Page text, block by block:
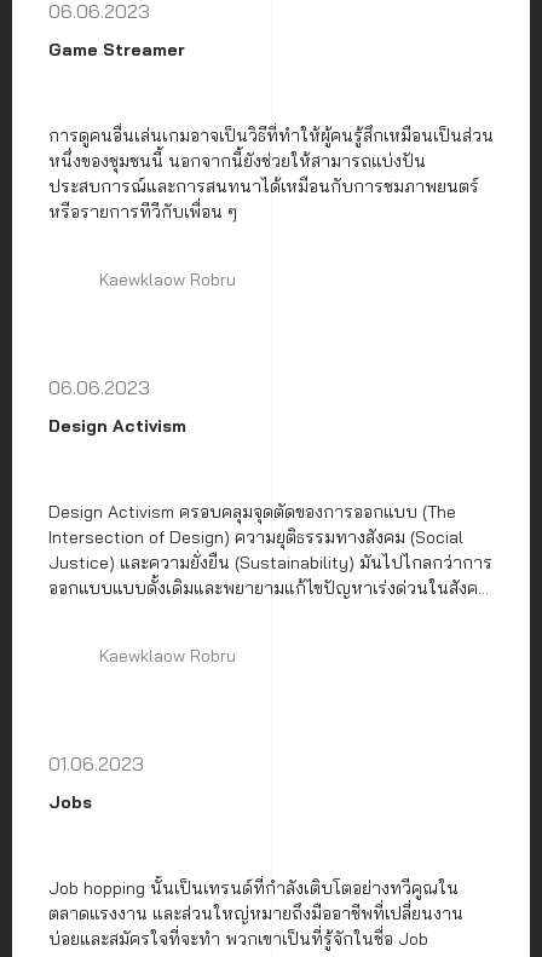
06.06.2023
Game Streamer
การดูคนอื่นเล่นเกมอาจเป็นวิธีที่ทำให้ผู้คนรู้สึกเหมือนเป็นส่วน
หนึ่งของชุมชนนี้ นอกจากนี้ยังช่วยให้สามารถแบ่งปัน
ประสบการณ์และการสนทนาได้เหมือนกับการชมภาพยนตร์
หรือรายการทีวีกับเพื่อน ๆ
Kaewklaow Robru
06.06.2023
Design Activism
Design Activism ครอบคลุมจุดตัดของการออกแบบ (The
Intersection of Design) ความยุติธรรมทางสังคม (Social
Justice) และความยั่งยืน (Sustainability) มันไปไกลกว่าการ
ออกแบบแบบดั้งเดิมและพยายามแก้ไขปัญหาเร่งด่วนในสังคม
Kaewklaow Robru
01.06.2023
Jobs
Job hopping นั้นเป็นเทรนด์ที่กำลังเติบโตอย่างทวีคูณใน
ตลาดแรงงาน และส่วนใหญ่หมายถึงมืออาชีพที่เปลี่ยนงาน
บ่อยและสมัครใจที่จะทำ พวกเขาเป็นที่รู้จักในชื่อ Job